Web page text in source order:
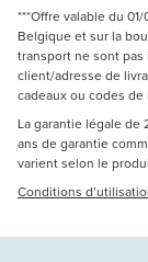
***Offre valable du
Belgique et sur la
transport ne sont
client/adresse de
cadeaux ou codes
La garantie légale de
ans de garantie
varient selon le
Conditions